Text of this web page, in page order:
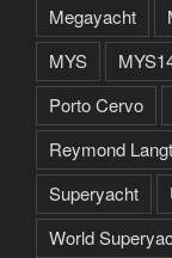
Megayacht
MYS
Porto Cervo
Reymond
Superyacht
World